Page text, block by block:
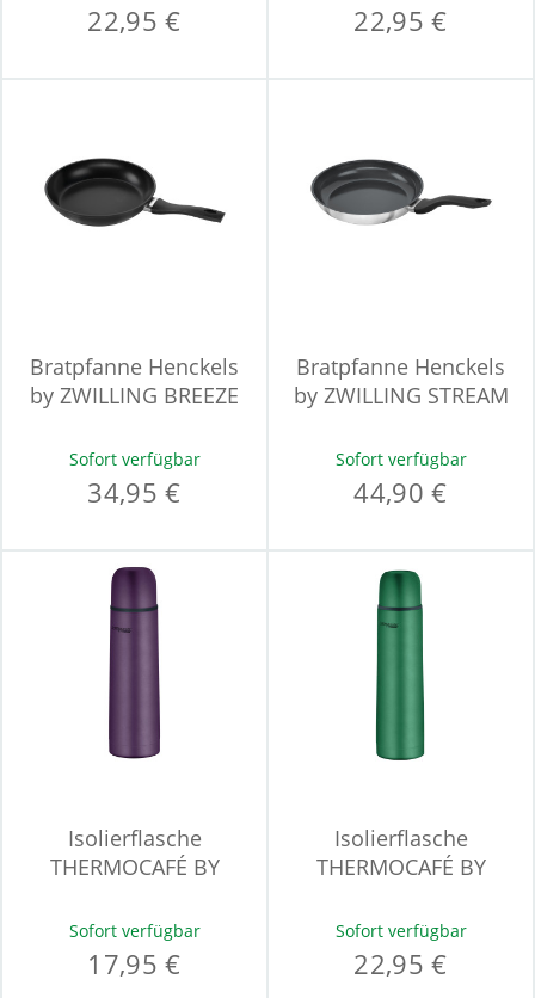
22,95 € 22,95 €
Bratpfanne Henckels
by ZWILLING BREEZE
Sofort verfügbar
34,95 €
Bratpfanne Henckels
by ZWILLING STREAM
Sofort verfügbar
44,90 €
Isolierflasche
THERMOCAFÉ BY
BEVERAGE
Sofort verfügbar
17,95 €
Isolierflasche
THERMOCAFÉ BY
BEVERAGE
Sofort verfügbar
22,95 €